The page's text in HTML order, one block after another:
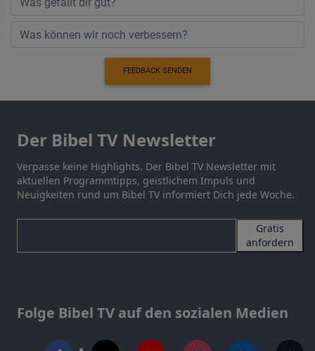
FEEDBACK SENDEN
Der Bibel TV Newsletter
Verpasse keine Highlights. Der Bibel TV Newsletter mit
aktuellen Programmtipps, geistlichem Impuls und
Neuigkeiten rund um Bibel TV informiert Dich jede Woche.
Gratis
anfordern
Folge Bibel TV auf den sozialen Medien